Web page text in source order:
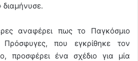
διαμήνυσε.
αναφέρει πως το Παγκόσμιο
που εγκρίθηκε τον
προσφέρει ένα σχέδιο για μία